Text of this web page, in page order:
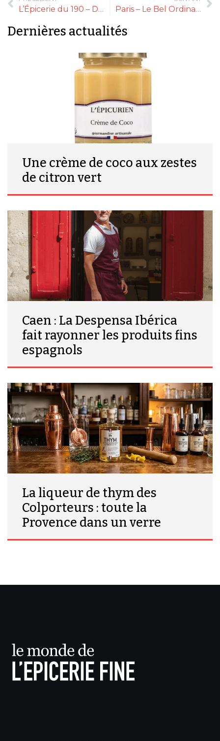
L’Épicerie du 190 – De cuisinier à épicier fin Paris – Le Bel Ordinaire : et de deux !
Dernières actualités
Une crème de coco aux zestes
de citron vert
Caen : La Despensa Ibérica
fait rayonner les produits fins
espagnols
La liqueur de thym des
Colporteurs : toute la
Provence dans un verre